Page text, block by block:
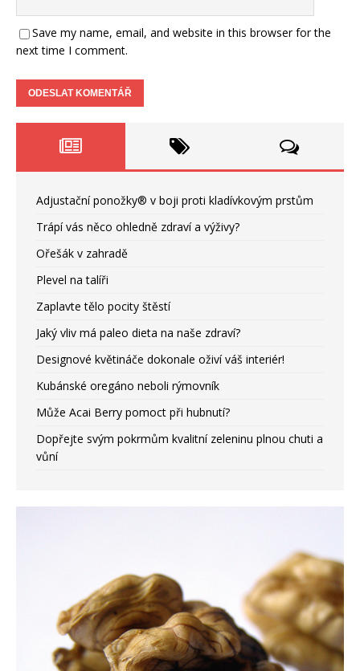
Save my name, email, and website in this browser for the
next time I comment.
Adjustační ponožky® v boji proti kladívkovým prstům
Trápí vás něco ohledně zdraví a výživy?
Ořešák v zahradě
Plevel na talíři
Zaplavte tělo pocity štěstí
Jaký vliv má paleo dieta na naše zdraví?
Designové květináče dokonale oživí váš interiér!
Kubánské oregáno neboli rýmovník
Může Acai Berry pomoct při hubnutí?
Dopřejte svým pokrmům kvalitní zeleninu plnou chuti a
vůní